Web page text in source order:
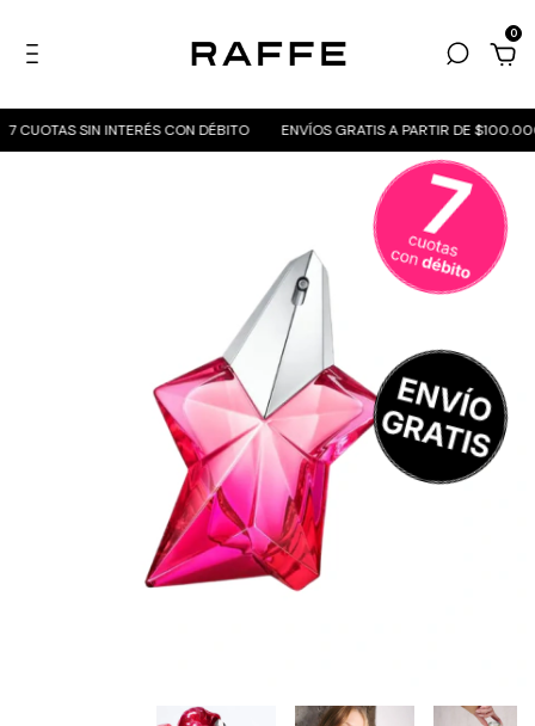
0
CUOTAS SIN INTERÉS CON DÉBITO ENVÍOS GRATIS A PARTIR DE $100.000